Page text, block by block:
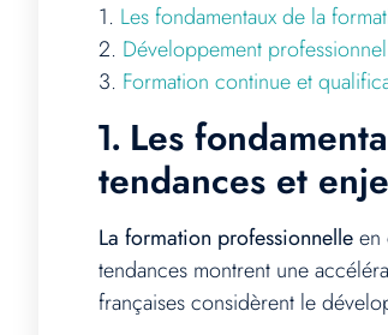
1. Les fondamentaux de la
2. Développement
3. Formation continue et
1. Les
tendances et
La formation professionnelleen
tendances montrent une
françaises considèrent le